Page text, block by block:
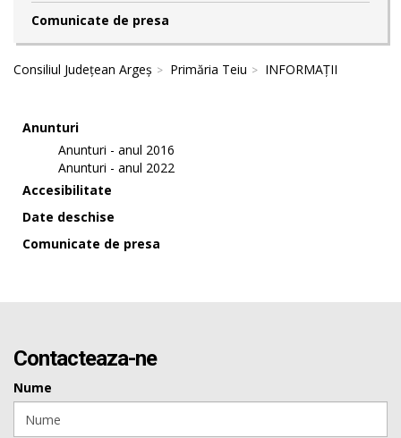
Comunicate de presa
Consiliul Județean Argeș Primăria Teiu INFORMAȚII
Anunturi
Anunturi - anul 2016
Anunturi - anul 2022
Accesibilitate
Date deschise
Comunicate de presa
Contacteaza-ne
Nume